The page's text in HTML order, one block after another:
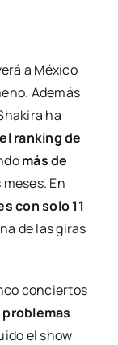
a México
Además
ha
ranking de
más de
En
con solo 11
de las giras
conciertos
el show